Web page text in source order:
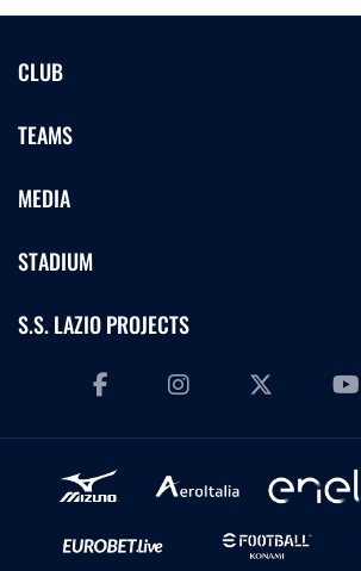
CLUB
TEAMS
MEDIA
STADIUM
S.S. LAZIO PROJECTS